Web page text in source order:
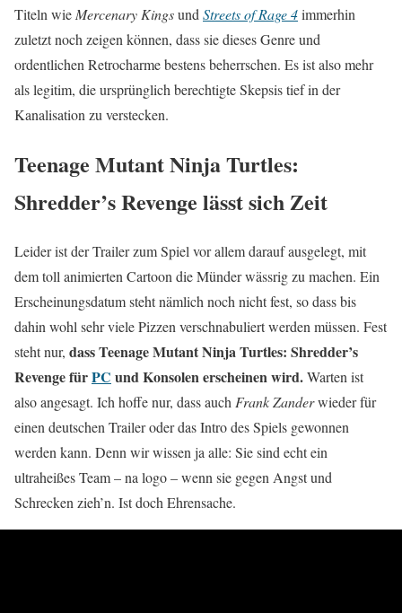
Titeln wie Mercenary Kingsund Streets of Rage 4immerhin
zuletzt noch zeigen können, dass sie dieses Genre und
ordentlichen Retrocharme bestens beherrschen. Es ist also mehr
als legitim, die ursprünglich berechtigte Skepsis tief in der
Kanalisation zu verstecken.
Teenage Mutant Ninja Turtles:
Shredder’s Revenge lässt sich Zeit
Leider ist der Trailer zum Spiel vor allem darauf ausgelegt, mit
dem toll animierten Cartoon die Münder wässrig zu machen. Ein
Erscheinungsdatum steht nämlich noch nicht fest, so dass bis
dahin wohl sehr viele Pizzen verschnabuliert werden müssen. Fest
steht nur, dass Teenage Mutant Ninja Turtles: Shredder’s
Revenge fürPC und Konsolen erscheinen wird.Warten ist
also angesagt. Ich hoffe nur, dass auch Frank Zanderwieder für
einen deutschen Trailer oder das Intro des Spiels gewonnen
werden kann. Denn wir wissen ja alle: Sie sind echt ein
ultraheißes Team – na logo – wenn sie gegen Angst und
Schrecken zieh’n. Ist doch Ehrensache.